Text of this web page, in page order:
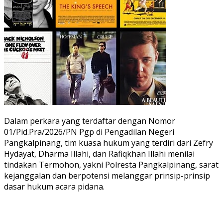
Dalam perkara yang terdaftar dengan Nomor
01/Pid.Pra/2026/PN Pgp di Pengadilan Negeri
Pangkalpinang, tim kuasa hukum yang terdiri dari Zefry
Hydayat, Dharma Illahi, dan Rafiqkhan Illahi menilai
tindakan Termohon, yakni Polresta Pangkalpinang, sarat
kejanggalan dan berpotensi melanggar prinsip-prinsip
dasar hukum acara pidana.